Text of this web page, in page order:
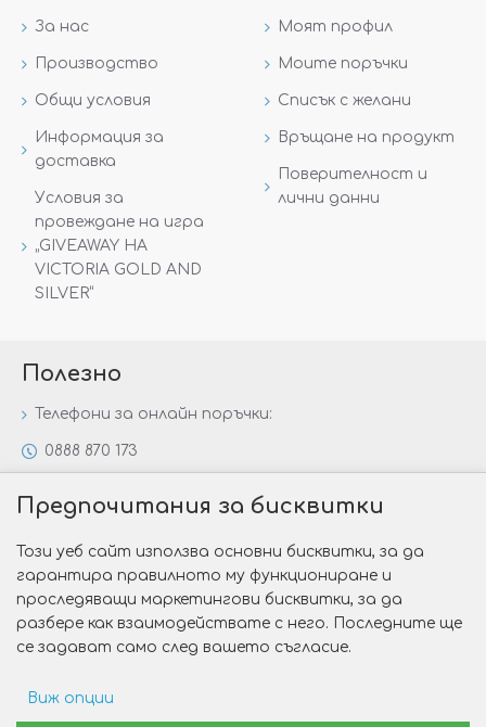
За нас
Производство
Общи условия
Информация за
доставка
Условия за
провеждане на игра
„GIVEAWAY НА
VICTORIA GOLD AND
SILVER“
Моят профил
Моите поръчки
Списък с желани
Връщане на продукт
Поверителност и
лични данни
Полезно
Телефони за онлайн поръчки:
0888 870 173
Специални предложения
Защо да изберете Victoria Gold&Silver?
Как да изберем годежен пръстен?
Предпочитания за бисквитки
Този уеб сайт използва основни бисквитки, за да
гарантира правилното му функциониране и
проследяващи маркетингови бисквитки, за да
разбере как взаимодействате с него. Последните ще
се задават само след вашето съгласие.
Виж опции